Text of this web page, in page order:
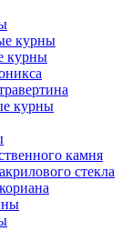
курны
курны
курны
камня
стекла